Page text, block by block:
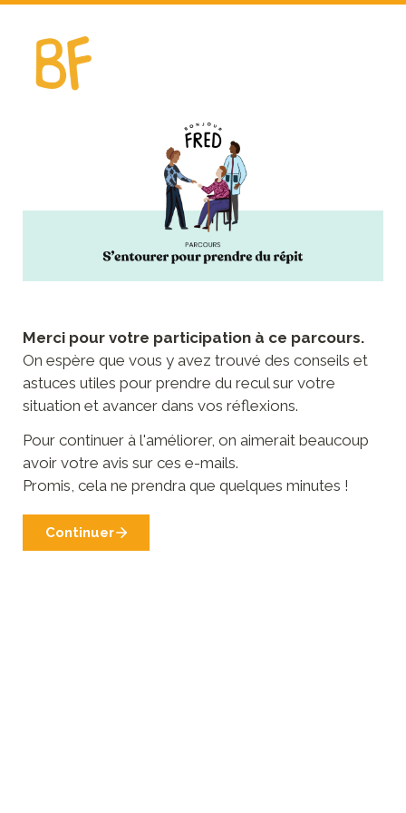
Merci pour votre participation à ce parcours.
On espère que vous y avez trouvé des conseils et
astuces utiles pour prendre du recul sur votre
situation et avancer dans vos réflexions.
Pour continuer à l'améliorer, on aimerait beaucoup
avoir votre avis sur ces e-mails.
Continuer